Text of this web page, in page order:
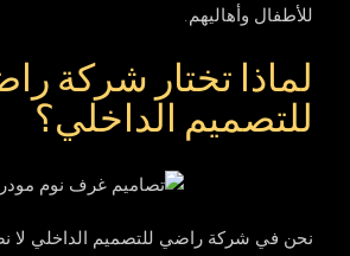
للأطفال وأهاليهم.
لماذا تختار شركة
للتصميم الداخلي؟
نحن في شركة راضي للتصميم الداخلي لا